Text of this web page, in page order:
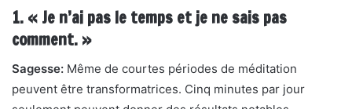
1. « Je n’ai pas le temps et je ne sais pas
comment. »
Sagesse: Même de courtes périodes de méditation
peuvent être transformatrices. Cinq minutes par jour